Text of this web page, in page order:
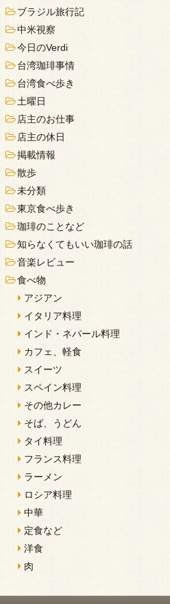
ブラジル旅行記
中米視察
今日のVerdi
台湾珈琲事情
台湾食べ歩き
土曜日
店主のお仕事
店主の休日
掲載情報
散歩
未分類
東京食べ歩き
珈琲のことなど
知らなくてもいい珈琲の話
音楽レビュー
食べ物
アジアン
イタリア料理
インド・ネパール料理
カフェ、軽食
スイーツ
スペイン料理
その他カレー
そば、うどん
タイ料理
フランス料理
ラーメン
ロシア料理
中華
定食など
洋食
肉